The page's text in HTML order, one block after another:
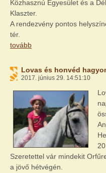
Közhasznú Egyesület és a
Klaszter.
A rendezvény pontos
tér.
tovább
Lovas és honvéd
2017. június 29. 14:51:10
Szeretettel vár mindekit
a jövő hétvégén.